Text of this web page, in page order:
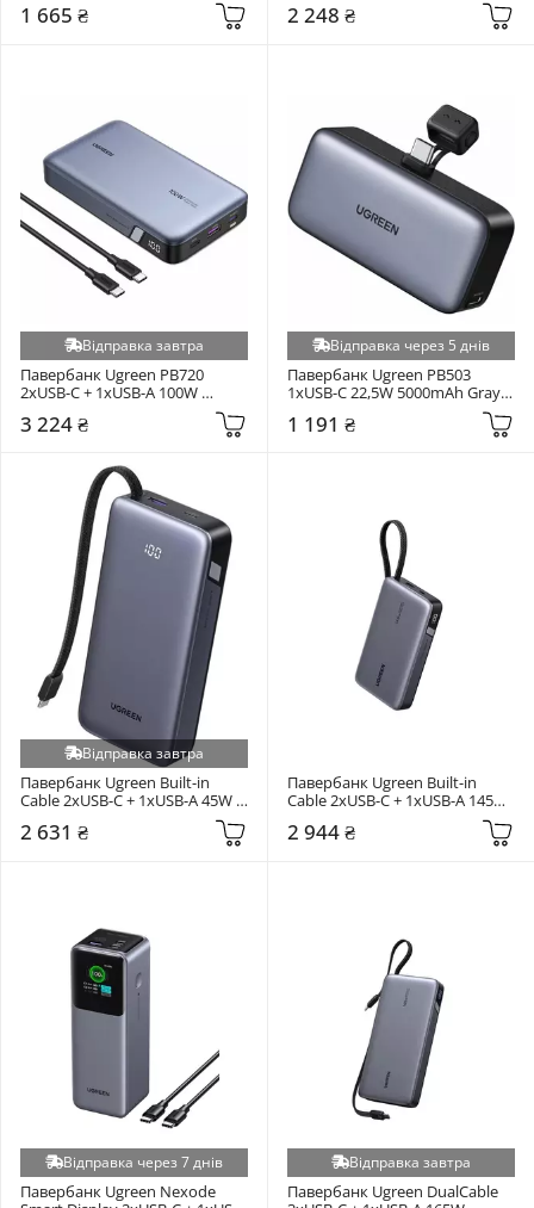
1 665 ₴ 2 248 ₴
Відправка завтра
Павербанк Ugreen PB720
2xUSB-C + 1xUSB-A 100W
20000mAh Grey (UGR-25188)
3 224 ₴
Відправка через 5 днів
Павербанк Ugreen PB503
1xUSB-C 22,5W 5000mAh Gray
1 191 ₴
Відправка завтра
Павербанк Ugreen Built-in
Cable 2xUSB-C + 1xUSB-A 45W
20000mAh Dark Gray (55988)
2 631 ₴
Павербанк Ugreen Built-in
Cable 2xUSB-C + 1xUSB-A 145W
2 944 ₴
Відправка через 7 днів
Павербанк Ugreen Nexode
Відправка завтра
Павербанк Ugreen DualCable